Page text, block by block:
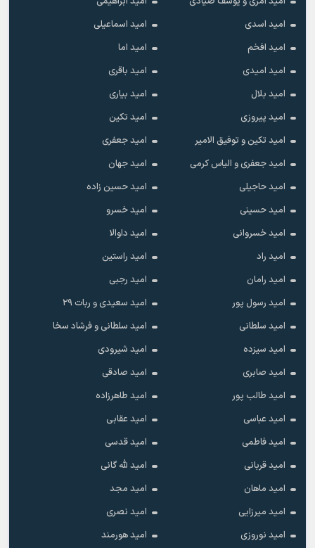
امید اسدی
امید اسماعیلی
امید افخم
امید اما
امید امیدی
امید باقری
امید بلال
امید بیاری
امید پیروزی
امید تکین
امید تکین و توفیق الامیر
امید جعفری
امید جعفری و الیاس کرمی
امید جهان
امید حاجیلی
امید حسین زاده
امید حسینی
امید خسرو
امید خسروانی
امید داوالا
امید راد
امید راستین
امید رامان
امید رجبی
امید رسول پور
امید سعیدی و ربات ۲۹
امید سلطانی
امید سلطانی و فرشاد سخا
امید سیزده
امید شیرودی
امید صابری
امید صادقی
امید طالب پور
امید طاهرزاده
امید عباسی
امید عقابی
امید فاطمی
امید قدسی
امید قربانی
امید لله گانی
امید ماهان
امید مجد
امید میرزایی
امید نصری
امید نوروزی
امید هورمند